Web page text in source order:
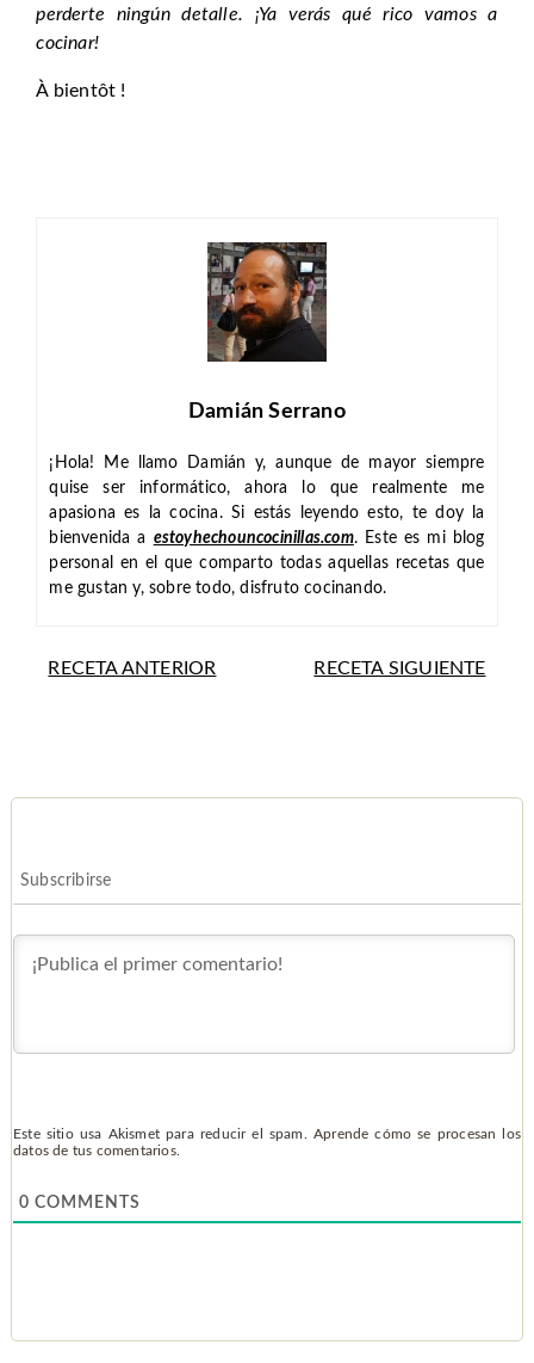
perderte ningún detalle. ¡Ya verás qué rico vamos a
cocinar!
À bientôt !
Damián Serrano
¡Hola! Me llamo Damián y, aunque de mayor siempre
quise ser informático, ahora lo que realmente me
apasiona es la cocina. Si estás leyendo esto, te doy la
bienvenida a estoyhechouncocinillas.com. Este es mi blog
personal en el que comparto todas aquellas recetas que
me gustan y, sobre todo, disfruto cocinando.
RECETA ANTERIOR RECETA SIGUIENTE
Subscribirse
Este sitio usa Akismet para reducir el spam. Aprende cómo se procesan los
datos de tus comentarios.
0 COMMENTS